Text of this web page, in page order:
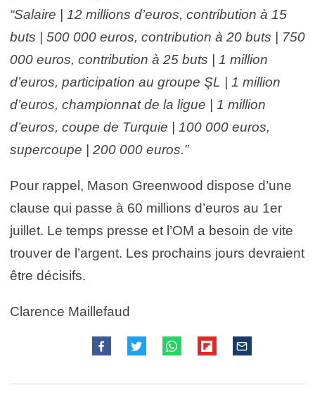
“Salaire | 12 millions d’euros, contribution à 15
buts | 500 000 euros, contribution à 20 buts | 750
000 euros, contribution à 25 buts | 1 million
d’euros, participation au groupe ŞL | 1 million
d’euros, championnat de la ligue | 1 million
d’euros, coupe de Turquie | 100 000 euros,
supercoupe | 200 000 euros.”
Pour rappel, Mason Greenwood dispose d’une
clause qui passe à 60 millions d’euros au 1er
juillet. Le temps presse et l’OM a besoin de vite
trouver de l’argent. Les prochains jours devraient
être décisifs.
Clarence Maillefaud